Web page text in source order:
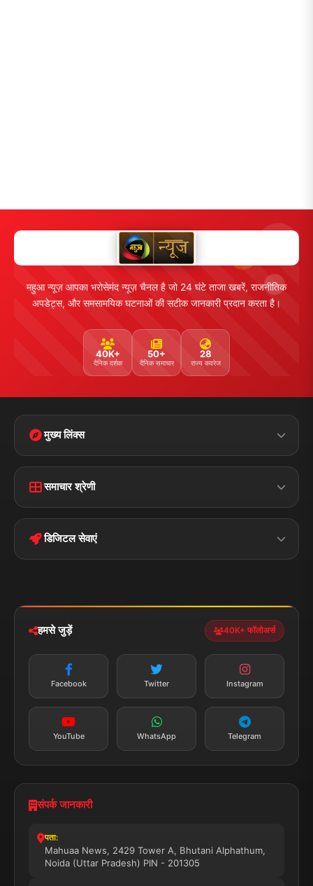
महुआ न्यूज़ आपका भरोसेमंद न्यूज़ चैनल है जो 24 घंटे ताजा खबरें, राजनीतिक
अपडेट्स, और समसामयिक घटनाओं की सटीक जानकारी प्रदान करता है।
40K+
दैनिक दर्शक
50+
दैनिक समाचार
28
राज्य कवरेज
मुख्य लिंक्स
Disclaimer
Terms &
Privacy Policy
समाचार श्रेणी
पॉलिटिकल झारखण्ड
डिजिटल सेवाएं
न्यूज़ अलर्ट
सब्सक्राइब करें
हमसे जुड़ें 40K+ फॉलोअर्स
Facebook Twitter Instagram
YouTube WhatsApp Telegram
संपर्क जानकारी
पता:
Mahuaa News, 2429 Tower A, Bhutani Alphathum,
Noida (Uttar Pradesh) PIN - 201305